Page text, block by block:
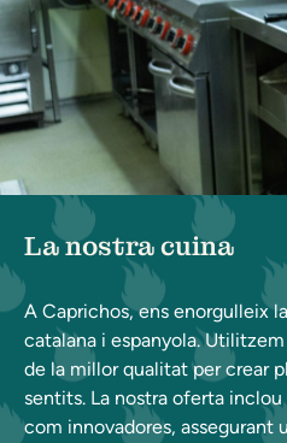
La nostra cuina
A Caprichos, ens enorgulleix
catalana i espanyola.
de la millor qualitat per crear
sentits. La nostra oferta
com innovadores, assegurant